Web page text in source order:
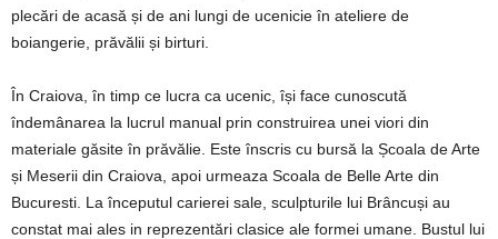
plecări de acasă și de ani lungi de ucenicie în ateliere de
boiangerie, prăvălii și birturi.
În Craiova, în timp ce lucra ca ucenic, își face cunoscută
îndemânarea la lucrul manual prin construirea unei viori din
materiale găsite în prăvălie. Este înscris cu bursă la Școala de Arte
și Meserii din Craiova, apoi urmeaza Scoala de Belle Arte din
Bucuresti. La începutul carierei sale, sculpturile lui Brâncuși au
constat mai ales in reprezentări clasice ale formei umane. Bustul lui